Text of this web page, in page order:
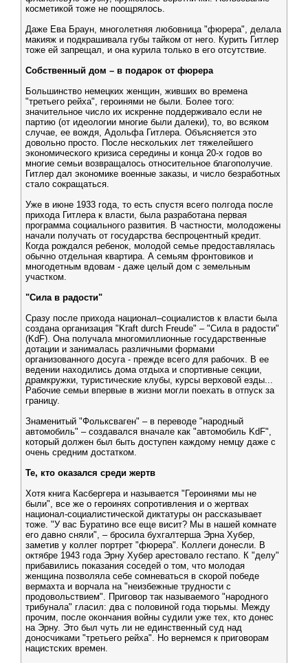
косметикой тоже не поощрялось.
Даже Ева Браун, многолетняя любовница "фюрера", делала
макияж и подкрашивала губы тайком от него. Курить Гитлер
тоже ей запрещал, и она курила только в его отсутствие.
Собственный дом – в подарок от фюрера
Большинство немецких женщин, живших во времена
"третьего рейха", героинями не были. Более того:
значительное число их искренне поддерживало если не
партию (от идеологии многие были далеки), то, во всяком
случае, ее вождя, Адольфа Гитлера. Объясняется это
довольно просто. После нескольких лет тяжелейшего
экономического кризиса середины и конца 20-х годов во
многие семьи возвращалось относительное благополучие.
Гитлер дал экономике военные заказы, и число безработных
стало сокращаться.
Уже в июне 1933 года, то есть спустя всего полгода после
прихода Гитлера к власти, была разработана первая
программа социального развития. В частности, молодожены
начали получать от государства беспроцентный кредит.
Когда рождался ребенок, молодой семье предоставлялась
обычно отдельная квартира. А семьям фронтовиков и
многодетным вдовам - даже целый дом с земельным
участком.
"Сила в радости"
Сразу после прихода национал–социалистов к власти была
создана организация "Kraft durch Freude" – "Сила в радости"
(KdF). Она получала многомиллионные государственные
дотации и занималась различными формами
организованного досуга - прежде всего для рабочих. В ее
ведении находились дома отдыха и спортивные секции,
драмкружки, туристические клубы, курсы верховой езды...
Рабочие семьи впервые в жизни могли поехать в отпуск за
границу.
Знаменитый "Фольксваген" – в переводе "народный
автомобиль" – создавался вначале как "автомобиль KdF",
который должен был быть доступен каждому немцу даже с
очень средним достатком.
Те, кто оказался среди жертв
Хотя книга Касбергера и называется "Героинями мы не
были", все же о героинях сопротивления и о жертвах
национал-социалистической диктатуры он рассказывает
тоже. "У вас Буратино все еще висит? Мы в нашей комнате
его давно сняли", – бросила бухгалтерша Эрна Хубер,
заметив у коллег портрет "фюрера". Коллеги донесли. В
октябре 1943 года Эрну Хубер арестовало гестапо. К "делу"
прибавились показания соседей о том, что молодая
женщина позволяла себе сомневаться в скорой победе
вермахта и ворчала на "неизбежные трудности с
продовольствием". Приговор так называемого "народного
трибунала" гласил: два с половиной года тюрьмы. Между
прочим, после окончания войны судили уже тех, кто донес
на Эрну. Это был чуть ли не единственный суд над
доносчиками "третьего рейха". Но вернемся к приговорам
нацистских времен.